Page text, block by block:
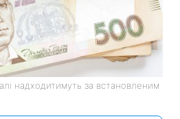
надходитимуть за встановленим